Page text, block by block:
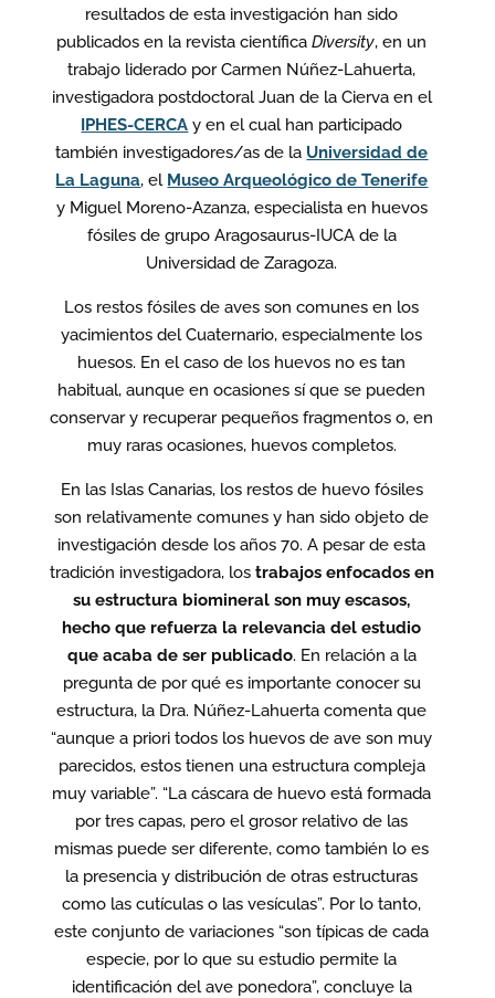
resultados de esta investigación han sido
publicados en la revista científicaDiversity, en un
trabajo liderado por Carmen Núñez-Lahuerta,
investigadora postdoctoral Juan de la Cierva en el
IPHES-CERCA y en el cual han participado
también investigadores/as de la Universidad de
La Laguna, el Museo Arqueológico de Tenerife
y Miguel Moreno-Azanza, especialista en huevos
fósiles de grupo Aragosaurus-IUCA de la
Universidad de Zaragoza.
Los restos fósiles de aves son comunes en los
yacimientos del Cuaternario, especialmente los
huesos. En el caso de los huevos no es tan
habitual, aunque en ocasiones sí que se pueden
conservar y recuperar pequeños fragmentos o, en
muy raras ocasiones, huevos completos.
En las Islas Canarias, los restos de huevo fósiles
son relativamente comunes y han sido objeto de
investigación desde los años 70. A pesar de esta
tradición investigadora, los trabajos enfocados en
su estructura biomineral son muy escasos,
hecho que refuerza la relevancia del estudio
que acaba de ser publicado. En relación a la
pregunta de por qué es importante conocer su
estructura, la Dra. Núñez-Lahuerta comenta que
“aunque a priori todos los huevos de ave son muy
parecidos, estos tienen una estructura compleja
muy variable”. “La cáscara de huevo está formada
por tres capas, pero el grosor relativo de las
mismas puede ser diferente, como también lo es
la presencia y distribución de otras estructuras
como las cutículas o las vesículas”. Por lo tanto,
este conjunto de variaciones “son típicas de cada
especie, por lo que su estudio permite la
identificación del ave ponedora”, concluye la